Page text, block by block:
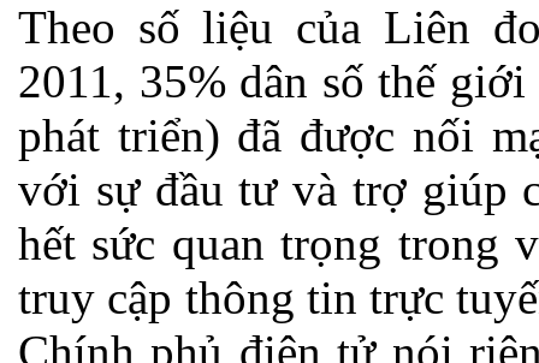
Theo số liệu của Liên
2011, 35% dân số thế
phát triển) đã được nối
với sự đầu tư và trợ giúp
hết sức quan trọng trong
truy cập thông tin trực
Chính phủ điện tử nói